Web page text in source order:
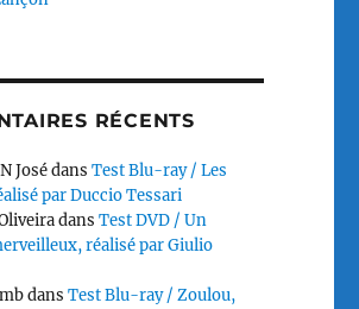
RÉCENTS
JosédansTest Blu-ray / Les
par Duccio Tessari
dansTest DVD / Un
réalisé par Giulio
dansTest Blu-ray / Zoulou,